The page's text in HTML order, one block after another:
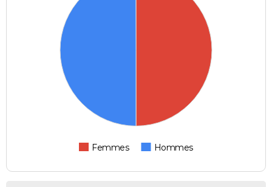
Femmes Hommes